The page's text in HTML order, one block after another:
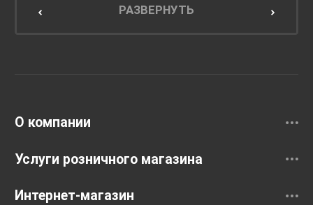
Мебель для кухниРАЗВЕРНУТЬ
О компании
Услуги розничного магазина
Интернет-магазин